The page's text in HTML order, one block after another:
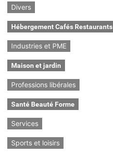
Divers
Hébergement Cafés Restaurants
Industries et PME
Maison et jardin
Professions libérales
Santé Beauté Forme
Services
Sports et loisirs